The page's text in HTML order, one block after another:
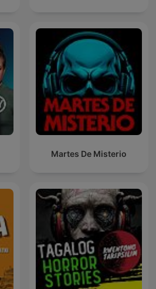
Martes De Misterio